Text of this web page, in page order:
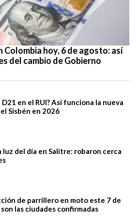
Colombia hoy, 6 de agosto: así
del cambio de Gobierno
en el RUI? Así funciona la nueva
Sisbén en 2026
luz del día en Salitre: robaron cerca
de parrillero en moto este 7 de
las ciudades confirmadas